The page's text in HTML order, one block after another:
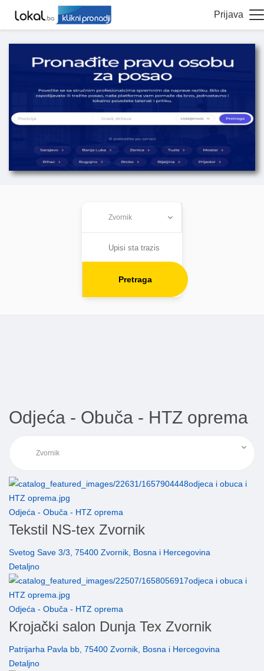
Prijava
Pretraga
Odjeća - Obuča - HTZ oprema
Odjeća - Obuča - HTZ oprema
Tekstil NS-tex Zvornik
Svetog Save 3/3, 75400 Zvornik, Bosna i Hercegovina
Detaljno
Odjeća - Obuča - HTZ oprema
Krojački salon Dunja Tex Zvornik
Patrijarha Pavla bb, 75400 Zvornik, Bosna i Hercegovina
Detaljno